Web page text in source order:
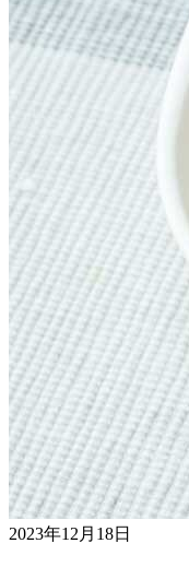
2023年12月18日